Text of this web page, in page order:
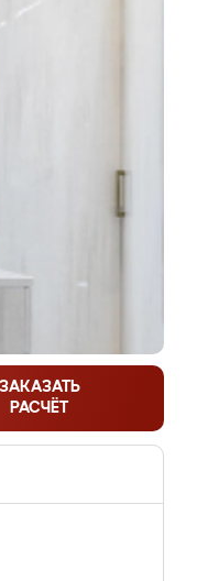
ЗАКАЗАТЬ
РАСЧЁТ